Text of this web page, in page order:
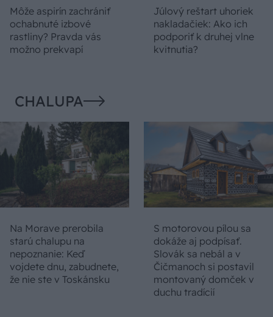
Môže aspirín zachrániť
ochabnuté izbové
rastliny? Pravda vás
možno prekvapí
Júlový reštart uhoriek
nakladačiek: Ako ich
podporiť k druhej vlne
kvitnutia?
CHALUPA
Na Morave prerobila
starú chalupu na
nepoznanie: Keď
vojdete dnu, zabudnete,
že nie ste v Toskánsku
S motorovou pílou sa
dokáže aj podpísať.
Slovák sa nebál a v
Čičmanoch si postavil
montovaný domček v
duchu tradícií